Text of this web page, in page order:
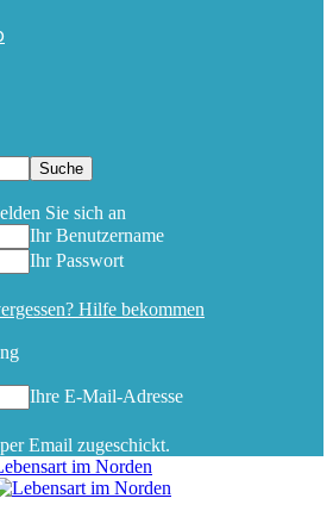
Sie sich an
Ihr Benutzername
Ihr Passwort
Hilfe bekommen
Ihre E-Mail-Adresse
Email zugeschickt.
im Norden